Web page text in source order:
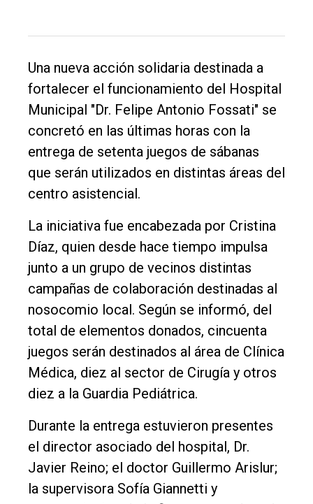
Inicio
Tendencia
Int.
General
Política
Cultura
Rural
Deportes
Fúnebres
Edición
Empresa
Nosotros
Contacto
Una nueva acción solidaria destinada a
fortalecer el funcionamiento del Hospital
Municipal "Dr. Felipe Antonio Fossati" se
concretó en las últimas horas con la
entrega de setenta juegos de sábanas
que serán utilizados en distintas áreas del
centro asistencial.
La iniciativa fue encabezada por Cristina
Díaz, quien desde hace tiempo impulsa
junto a un grupo de vecinos distintas
campañas de colaboración destinadas al
nosocomio local. Según se informó, del
total de elementos donados, cincuenta
juegos serán destinados al área de Clínica
Médica, diez al sector de Cirugía y otros
diez a la Guardia Pediátrica.
Durante la entrega estuvieron presentes
el director asociado del hospital, Dr.
Javier Reino; el doctor Guillermo Arislur;
la supervisora Sofía Giannetti y